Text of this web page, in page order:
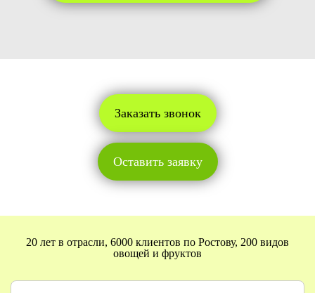
Заказать звонок
Оставить заявку
20 лет в отрасли, 6000 клиентов по Ростову, 200 видов
овощей и фруктов